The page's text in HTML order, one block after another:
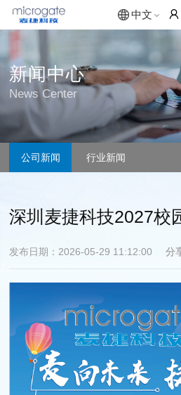
中文
新闻中心
News Center
公司新闻 行业新闻
深圳麦捷科技2027校
发布日期：2026-05-29 11:12:00 分